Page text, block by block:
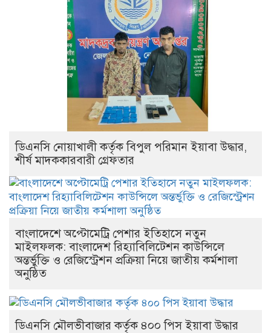
ডিএনসি নোয়াখালী কর্তৃক বিপুল পরিমান ইয়াবা উদ্ধার,
শীর্ষ মাদককারবারী গ্রেফতার
বাংলাদেশে অপ্টোমেট্রি পেশার ইতিহাসে নতুন
মাইলফলক: বাংলাদেশ রিহ্যাবিলিটেশন কাউন্সিলে
অন্তর্ভুক্তি ও রেজিস্ট্রেশন প্রক্রিয়া নিয়ে জাতীয় কর্মশালা
অনুষ্ঠিত
ডিএনসি মৌলভীবাজার কর্তৃক ৪০০ পিস ইয়াবা উদ্ধার